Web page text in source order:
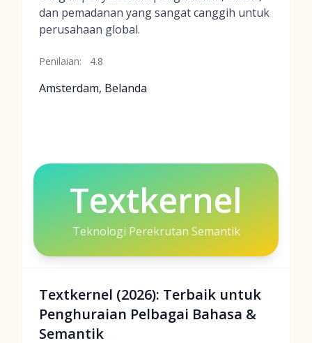
dan pemadanan yang sangat canggih untuk
perusahaan global.
Penilaian: 4.8
Amsterdam, Belanda
Textkernel
Teknologi Perekrutan Semantik
Textkernel (2026): Terbaik untuk
Penghuraian Pelbagai Bahasa &
Semantik